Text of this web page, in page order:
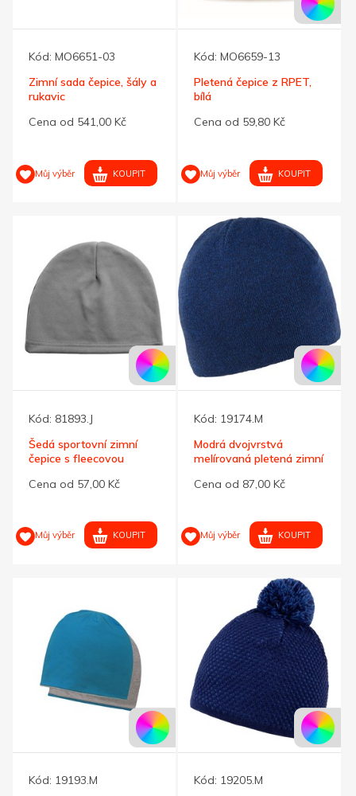
Kód: MO6651-03
Zimní sada čepice, šály a
rukavic
Cena od 541,00 Kč
Můj výběr KOUPIT
Kód: MO6659-13
Pletená čepice z RPET,
bílá
Cena od 59,80 Kč
Můj výběr KOUPIT
Kód: 81893.J
Šedá sportovní zimní
čepice s fleecovou
Cena od 57,00 Kč
Můj výběr KOUPIT
Kód: 19174.M
Modrá dvojvrstvá
melírovaná pletená zimní
Cena od 87,00 Kč
Můj výběr KOUPIT
Kód: 19193.M
Kód: 19205.M